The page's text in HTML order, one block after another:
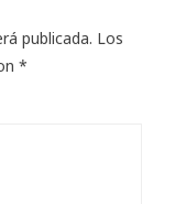
publicada. Los
*